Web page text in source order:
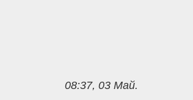
08:37, 03 Май.